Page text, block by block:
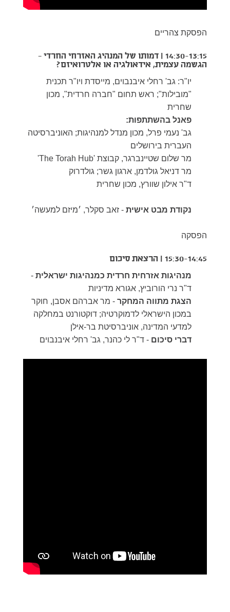
הפסקת צהריים
14:30-13:15 | דמותו של המנהיג האזרחי החרדי —
הגשמה עצמית, אידאולגיה או אלטרואיזם?
יו"ר: גב' רחלי איבנבוים, מייסדת ויו"ר תכנית
"מובילות"; ראש תחום "חברה חרדית", מכון
שחרית
פאנל בהשתתפות:
גב' נעמי פרל, מכון מנדל למנהיגות; האוניברסיטה
העברית בירושלים
מר שלום שטיינברגר, קבוצת 'The Torah Hub'
מר דניאל גולדמן, ארגון גשר; גולדרוק
ד"ר אילון שוורץ, מכון שחרית
נקודת מבט אישית - זאב סקלר, ׳מיזם למעשה׳
הפסקה
15:30-14:45 | הרצאת סיכום
מנהיגות אזרחית חרדית כמנהיגות ישראלית -
ד"ר נרי הורוביץ, אגורא מדיניות
הצגת מתווה המחקר - מר אברהם אסבן, חוקר
במכון הישראלי לדמוקרטיה; דוקטורנט במחלקה
למדעי המדינה, אוניברסיטת בר-אילן
דברי סיכום - ד"ר לי כהנר, גב' רחלי איבנבוים